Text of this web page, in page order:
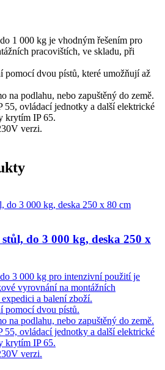
1 000 kg je vhodným řešením pro
pracovištích, ve skladu, při
pomocí dvou pístů, které umožňují až
na podlahu, nebo zapuštěný do země.
ovládací jednotky a další elektrické
krytím IP 65.
verzi.
do 3 000 kg, deska 250 x
3 000 kg pro intenzivní použití je
vyrovnání na montážních
a balení zboží.
pomocí dvou pístů.
na podlahu, nebo zapuštěný do země.
ovládací jednotky a další elektrické
krytím IP 65.
verzi.